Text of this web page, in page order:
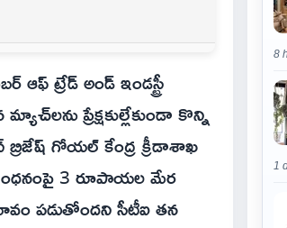
ఆఫ్ ట్రేడ్ అండ్ ఇండస్ట్రీ
ప్రేక్షకుల్లేకుండా కొన్ని
బ్రిజేష్ గోయల్ కేంద్ర క్రీడాశాఖ
3 రూపాయల మేర
పడుతోందని సీటీఐ తన
8
1